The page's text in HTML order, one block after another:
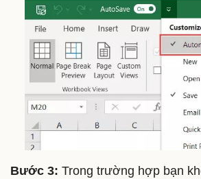
Bước 3: Trong trường hợp bạn